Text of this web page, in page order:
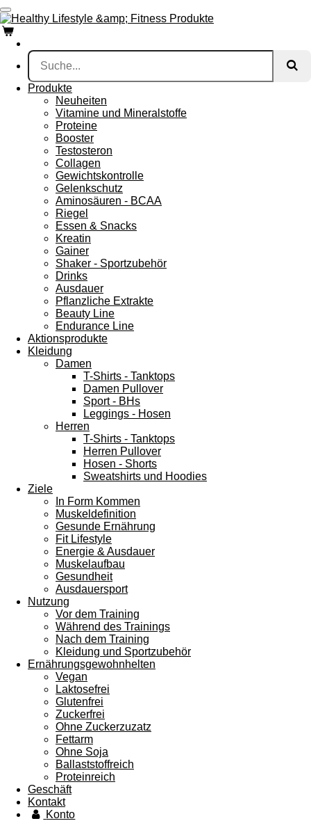
Zum
Hauptinhalt
springen
Produkte
Neuheiten
Vitamine und Mineralstoffe
Proteine
Booster
Testosteron
Collagen
Gewichtskontrolle
Gelenkschutz
Aminosäuren - BCAA
Riegel
Essen & Snacks
Kreatin
Gainer
Shaker - Sportzubehör
Drinks
Ausdauer
Pflanzliche Extrakte
Beauty Line
Endurance Line
Aktionsprodukte
Kleidung
Damen
T-Shirts - Tanktops
Damen Pullover
Sport - BHs
Leggings - Hosen
Herren
T-Shirts - Tanktops
Herren Pullover
Hosen - Shorts
Sweatshirts und Hoodies
Ziele
In Form Kommen
Muskeldefinition
Gesunde Ernährung
Fit Lifestyle
Energie & Ausdauer
Muskelaufbau
Gesundheit
Ausdauersport
Nutzung
Vor dem Training
Während des Trainings
Nach dem Training
Kleidung und Sportzubehör
Ernährungsgewohnhelten
Vegan
Laktosefrei
Glutenfrei
Zuckerfrei
Ohne Zuckerzuzatz
Fettarm
Ohne Soja
Ballaststoffreich
Proteinreich
Geschäft
Kontakt
Konto